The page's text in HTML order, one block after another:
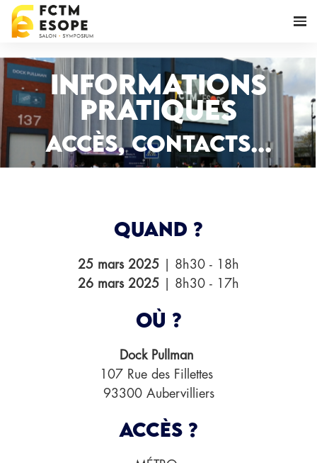
Informations
pratiques
Accès, contacts...
Quand ?
25 mars 2025
| 8h30 - 18h
26 mars 2025
| 8h30 - 17h
Où ?
Dock Pullman
107 Rue des Fillettes
93300 Aubervilliers
Accès ?